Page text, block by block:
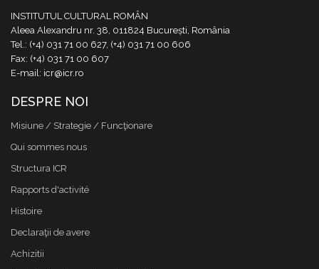
INSTITUTUL CULTURAL ROMÂN
Aleea Alexandru nr. 38, 011824 București, România
Tel.: (+4) 031 71 00 627, (+4) 031 71 00 606
Fax: (+4) 031 71 00 607
E-mail: icr@icr.ro
DESPRE NOI
Misiune / Strategie / Funcţionare
Qui sommes nous
Structura ICR
Rapports d'activité
Histoire
Declaraţii de avere
Achizitii